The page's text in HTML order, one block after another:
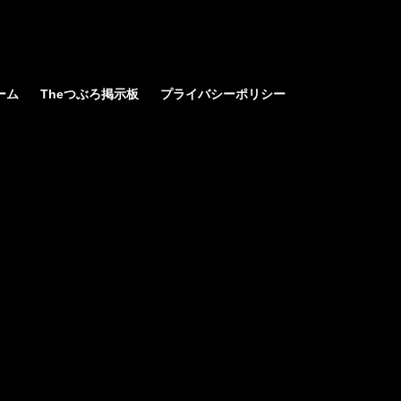
ム Theつぶろ掲示板 プライバシーポリシー